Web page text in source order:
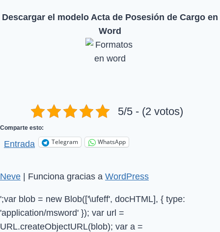
Descargar el modelo Acta de Posesión de Cargo en
Word
5/5 - (2 votos)
Comparte esto:
Entrada Telegram WhatsApp
Neve | Funciona gracias a WordPress
';var blob = new Blob(['\ufeff', docHTML], { type:
'application/msword' }); var url =
URL.createObjectURL(blob); var a =